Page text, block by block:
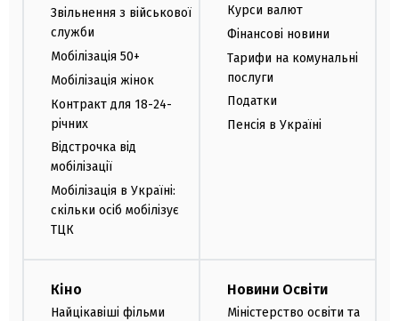
Звільнення з військової
служби
Мобілізація 50+
Мобілізація жінок
Контракт для 18-24-
річних
Відстрочка від
мобілізації
Мобілізація в Україні:
скільки осіб мобілізує
ТЦК
Курси валют
Фінансові новини
Тарифи на комунальні
послуги
Податки
Пенсія в Україні
Кіно
Найцікавіші фільми
Новини Освіти
Міністерство освіти та